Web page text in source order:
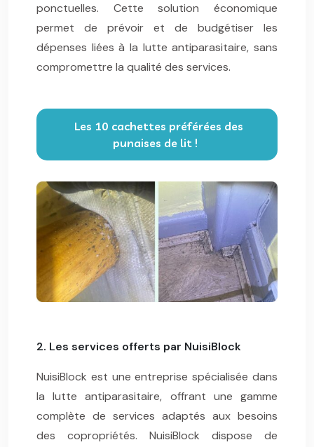
ponctuelles. Cette solution économique
permet de prévoir et de budgétiser les
dépenses liées à la lutte antiparasitaire, sans
compromettre la qualité des services.
Les 10 cachettes préférées des
punaises de lit !
2. Les services offerts par NuisiBlock
NuisiBlock est une entreprise spécialisée dans
la lutte antiparasitaire, offrant une gamme
complète de services adaptés aux besoins
des copropriétés. NuisiBlock dispose de